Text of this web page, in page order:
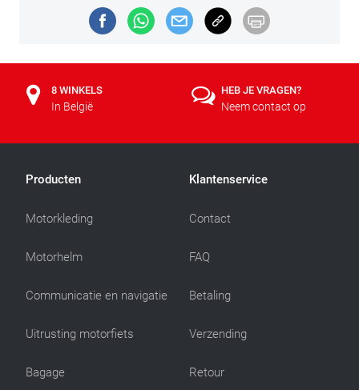
8 WINKELS
In België
HEB JE VRAGEN?
Neem contact op
Producten
Motorkleding
Motorhelm
Communicatie en navigatie
Uitrusting motorfiets
Bagage
Klantenservice
Contact
FAQ
Betaling
Verzending
Retour